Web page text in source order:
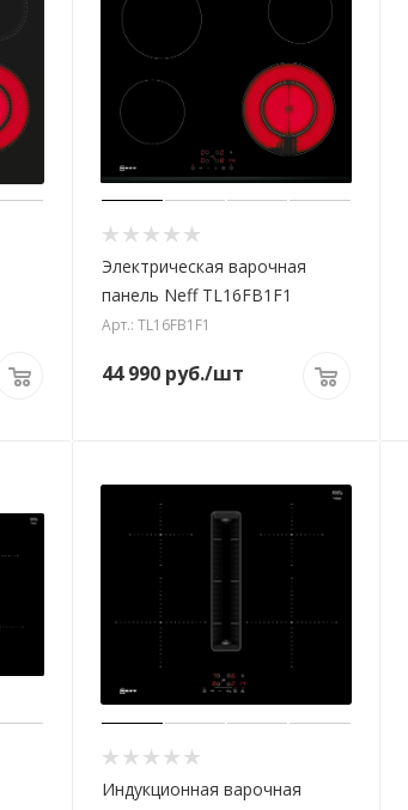
Электрическая варочная
панель Neff TL16FB1F1
Арт.: TL16FB1F1
44 990 руб./шт
Индукционная варочная